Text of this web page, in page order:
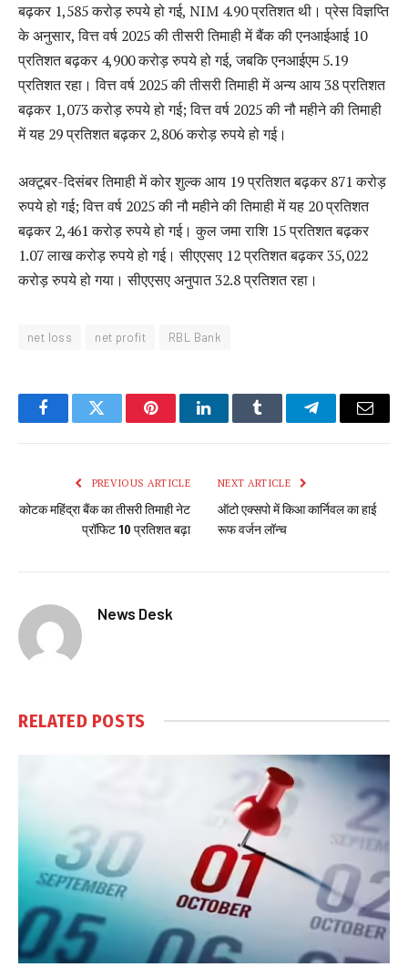
बढ़कर 1,585 करोड़ रुपये हो गई, NIM 4.90 प्रतिशत थी। प्रेस विज्ञप्ति
के अनुसार, वित्त वर्ष 2025 की तीसरी तिमाही में बैंक की एनआईआई 10
प्रतिशत बढ़कर 4,900 करोड़ रुपये हो गई, जबकि एनआईएम 5.19
प्रतिशत रहा। वित्त वर्ष 2025 की तीसरी तिमाही में अन्य आय 38 प्रतिशत
बढ़कर 1,073 करोड़ रुपये हो गई; वित्त वर्ष 2025 की नौ महीने की तिमाही
में यह 29 प्रतिशत बढ़कर 2,806 करोड़ रुपये हो गई।
अक्टूबर-दिसंबर तिमाही में कोर शुल्क आय 19 प्रतिशत बढ़कर 871 करोड़
रुपये हो गई; वित्त वर्ष 2025 की नौ महीने की तिमाही में यह 20 प्रतिशत
बढ़कर 2,461 करोड़ रुपये हो गई। कुल जमा राशि 15 प्रतिशत बढ़कर
1.07 लाख करोड़ रुपये हो गई। सीएएसए 12 प्रतिशत बढ़कर 35,022
करोड़ रुपये हो गया। सीएएसए अनुपात 32.8 प्रतिशत रहा।
net loss net profit RBL Bank
FacebookTwitter PinterestLinkedInTumblr TelegramEmail
PREVIOUS ARTICLE
कोटक महिंद्रा बैंक का तीसरी तिमाही नेट
प्रॉफिट 10 प्रतिशत बढ़ा
NEXT ARTICLE
ऑटो एक्सपो में किआ कार्निवल का हाई
रूफ वर्जन लॉन्च
News Desk
RELATED POSTS